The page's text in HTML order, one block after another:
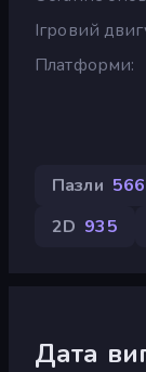
Ігровий
Платформи
Пазли 566
2D 935
Дата